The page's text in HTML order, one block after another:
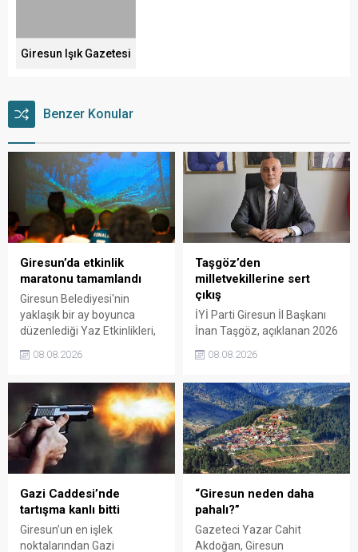
Giresun Işık Gazetesi
Benzer Konular
Giresun’da etkinlik
maratonu tamamlandı
Giresun Belediyesi'nin
yaklaşık bir ay boyunca
düzenlediği Yaz Etkinlikleri,
sanat ve eğlenceyle
organizasyonun ardından
Kadın El Emeği Pazarı'nın
süresi de 16 Ağustos'a
kadar uzatıldı.
08.08.2026
Taşgöz’den
milletvekillerine sert
çıkış
İYİ Parti Giresun İl Başkanı
İnan Taşgöz, açıklanan 2026
üzerinden iktidar
eleştirdi. Taşgöz, üreticinin
emeğinin karşılığını
alamadığını savunarak,
Giresun milletvekillerini
sessiz kalmakla suçladı.
08.08.2026
Gazi Caddesi’nde
tartışma kanlı bitti
Giresun’un en işlek
noktalarından Gazi
“Giresun neden daha
pahalı?”
Gazeteci Yazar Cahit
Akdoğan, Giresun